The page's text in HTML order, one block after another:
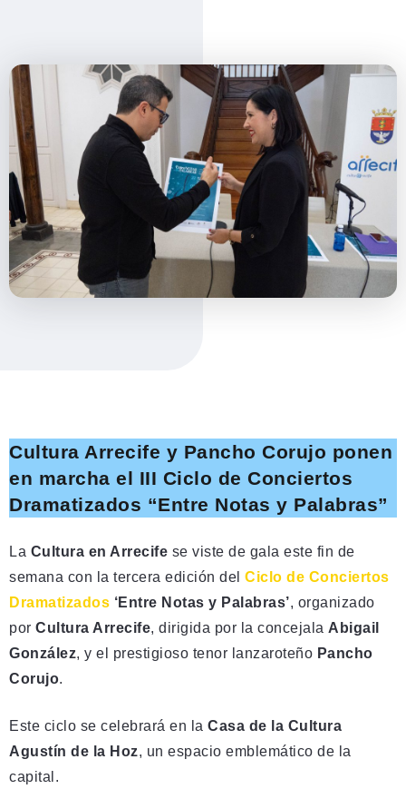
Cultura Arrecife y Pancho Corujo ponen
en marcha el III Ciclo de Conciertos
Dramatizados “Entre Notas y Palabras”
La Cultura en Arrecife se viste de gala este fin de
semana con la tercera edición del Ciclo de Conciertos
Dramatizados ‘Entre Notas y Palabras’, organizado
por Cultura Arrecife, dirigida por la concejala Abigail
González, y el prestigioso tenor lanzaroteño Pancho
Corujo.
Este ciclo se celebrará en la Casa de la Cultura
Agustín de la Hoz, un espacio emblemático de la
capital.